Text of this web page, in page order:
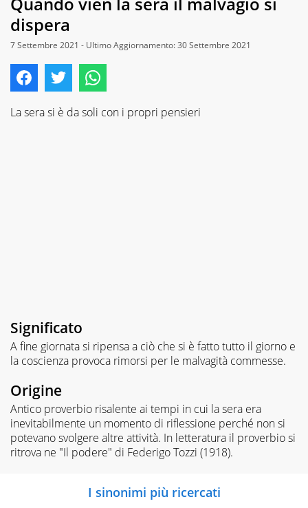
dispera
7 Settembre 2021 - Ultimo Aggiornamento: 30 Settembre 2021
La sera si è da soli con i propri pensieri
Significato
A fine giornata si ripensa a ciò che si è fatto tutto il giorno e
la coscienza provoca rimorsi per le malvagità commesse.
Origine
Antico proverbio risalente ai tempi in cui la sera era
inevitabilmente un momento di riflessione perché non si
potevano svolgere altre attività. In letteratura il proverbio si
ritrova ne "Il podere" di Federigo Tozzi (1918).
I sinonimi più ricercati